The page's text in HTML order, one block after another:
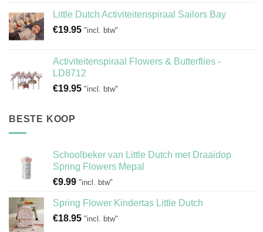
Little Dutch Activiteitenspiraal Sailors Bay
€19.95 "incl. btw"
Activiteitenspiraal Flowers & Butterflies -
LD8712
€19.95 "incl. btw"
BESTE KOOP
Schoolbeker van Little Dutch met Draaidop
Spring Flowers Mepal
€9.99 "incl. btw"
Spring Flower Kindertas Little Dutch
€18.95 "incl. btw"